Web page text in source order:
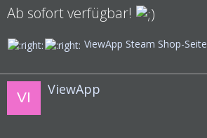
Ab sofort verfügbar!
ViewApp Steam Shop-Seite
ViewApp